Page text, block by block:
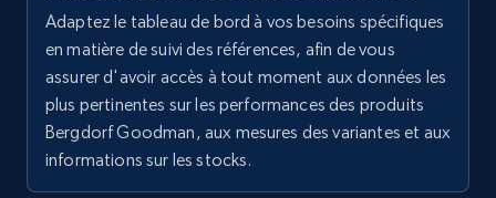
URL, Final price, Sku, Currency, Gtin,
Specifications, Image urls, Top reviews, and
more.
5.6K+ Commencer
Adaptez le tableau de bord à vos besoins spécifiques
en matière de suivi des références, afin de vous
assurer d'avoir accès à tout moment aux données les
plus pertinentes sur les performances des produits
Bergdorf Goodman, aux mesures des variantes et aux
informations sur les stocks.